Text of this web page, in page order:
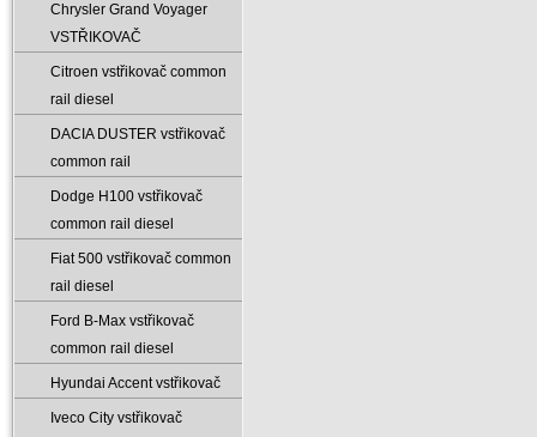
Chrysler Grand Voyager
VSTŘIKOVAČ
Citroen vstřikovač common
rail diesel
DACIA DUSTER vstřikovač
common rail
Dodge H100 vstřikovač
common rail diesel
Fiat 500 vstřikovač common
rail diesel
Ford B-Max vstřikovač
common rail diesel
Hyundai Accent vstřikovač
Iveco City vstřikovač